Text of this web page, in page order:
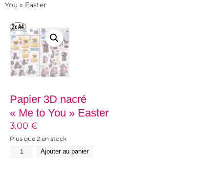
You » Easter
Papier 3D nacré
« Me to You » Easter
3.00 €
Plus que 2 en stock
Ajouter au panier